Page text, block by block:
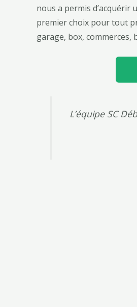
nous a permis
premier choix pour tout
garage, box, commerces,
L’équipe SC